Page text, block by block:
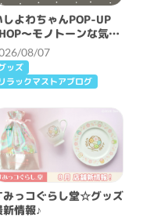
しよわちゃんPOP-UP
～モノトーンな気分
開催決定！
08/07
ッズ
リラックマストアブログ
みっコぐらし堂☆グッズ
新情報♪